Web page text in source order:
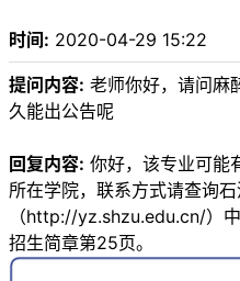
时间: 2020-04-29 15:22
提问内容: 老师你好，请问麻
久能出公告呢
回复内容: 你好，该专业可能
所在学院，联系方式请查询
（http://yz.shzu.edu.cn/）
招生简章第25页。